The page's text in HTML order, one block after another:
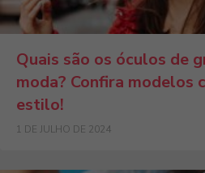
Quais são os óculos de
moda? Confira modelos
estilo!
1 DE JULHO DE 2024